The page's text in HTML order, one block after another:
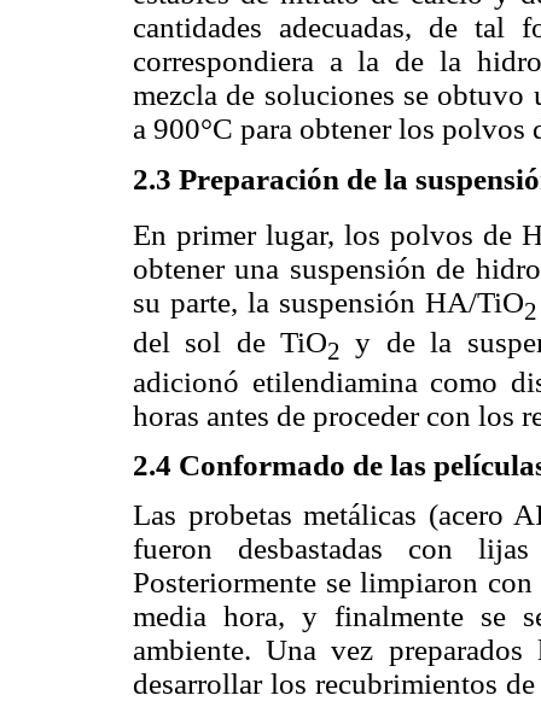
cantidades adecuadas, de tal
correspondiera a la de la
mezcla de soluciones se
a 900°C para obtener los polvos
2.3 Preparación de la
En primer lugar, los polvos de
obtener una suspensión de
su parte, la suspensión HA/TiO2
del sol de TiO2 y de la
adicionó etilendiamina como
horas antes de proceder con los
2.4 Conformado de las
Las probetas metálicas (acero
fueron desbastadas con
Posteriormente se limpiaron
media hora, y finalmente se
ambiente. Una vez
desarrollar los recubrimientos